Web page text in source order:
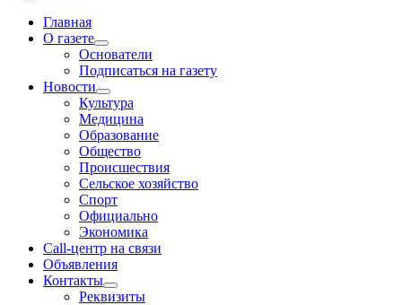
Главная
О газете
Основатели
Подписаться на газету
Новости
Культура
Медицина
Образование
Общество
Происшествия
Сельское хозяйство
Спорт
Официально
Экономика
Call-центр на связи
Объявления
Контакты
Реквизиты